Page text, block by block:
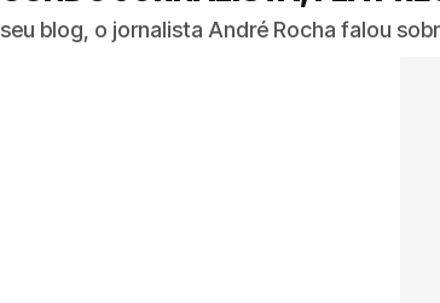
blog, o jornalista André Rocha falou